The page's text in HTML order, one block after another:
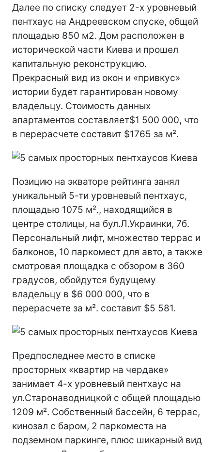
Далее по списку следует 2-х уровневый
пентхаус на Андреевском спуске, общей
площадью 850 м2. Дом расположен в
исторической части Киева и прошел
капитальную реконструкцию.
Прекрасный вид из окон и «привкус»
истории будет гарантирован новому
владельцу. Стоимость данных
апартаментов составляет$1 500 000, что
в перерасчете составит $1765 за м².
Позицию на экваторе рейтинга занял
уникальный 5-ти уровневый пентхаус,
площадью 1075 м²., находящийся в
центре столицы, на бул.Л.Украинки, 7б.
Персональный лифт, множество террас и
балконов, 10 паркомест для авто, а также
смотровая площадка с обзором в 360
градусов, обойдутся будущему
владельцу в $6 000 000, что в
перерасчете за м². составит $5 581.
Предпоследнее место в списке
просторных «квартир на чердаке»
занимает 4-х уровневый пентхаус на
ул.Старонаводницкой с общей площадью
1209 м². Собственный бассейн, 6 террас,
кинозал с баром, 2 паркоместа на
подземном паркинге, плюс шикарный вид